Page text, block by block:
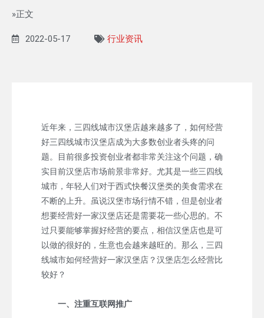
»正文
2022-05-17 行业资讯
近年来，三四线城市汉堡店越来越多了，如何经营
好三四线城市汉堡店成为大多数创业者头疼的问
题。目前很多投资创业者都非常关注这个问题，确
实目前汉堡店市场前景非常好。尤其是一些三四线
城市，年轻人们对于西式快餐汉堡类的美食需求在
不断的上升。虽说汉堡市场行情不错，但是创业者
想要经营好一家汉堡店还是需要花一些心思的。不
过只要能够掌握好经营的要点，相信汉堡店也是可
以做的很好的，生意也会越来越旺的。那么，三四
线城市如何经营好一家汉堡店？汉堡店怎么经营比
较好？
一、注重互联网推广